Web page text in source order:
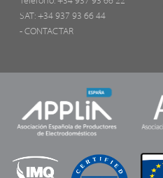
SAT: +34 937 93 66 44
- CONTACTAR